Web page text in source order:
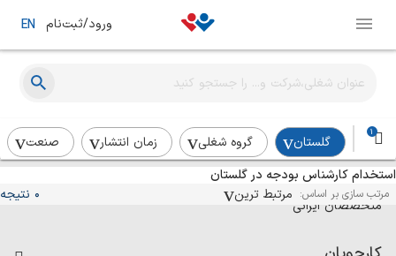
ورود/ثبت‌نام EN
1
گلستان گروه شغلی زمان انتشار
صنعت
استخدام کارشناس بودجه در گلستان
مرتب سازی بر اساس: مرتبط ترین 0 نتیجه
آگهی‌های استخدام و همکاری برای
متخصصان ایرانی